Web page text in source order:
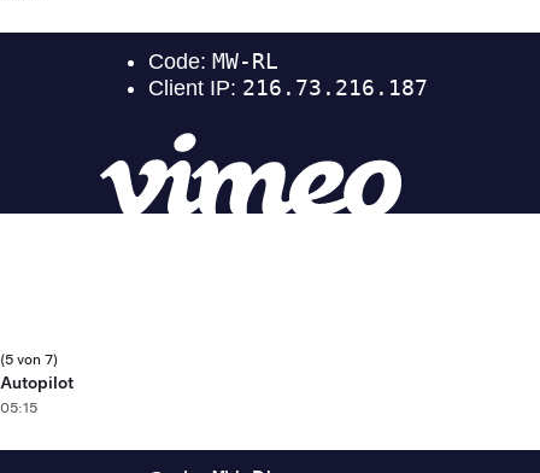
(5 von 7)
Autopilot
05:15